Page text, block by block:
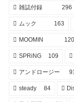
雑誌付録 296
ムック 163
MOOMIN 120
SPRiNG 109
アンドロージー
steady 84